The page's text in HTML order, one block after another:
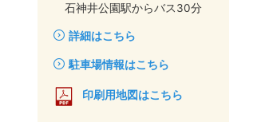
石神井公園駅からバス30分
詳細はこちら
駐車場情報はこちら
印刷用地図はこちら